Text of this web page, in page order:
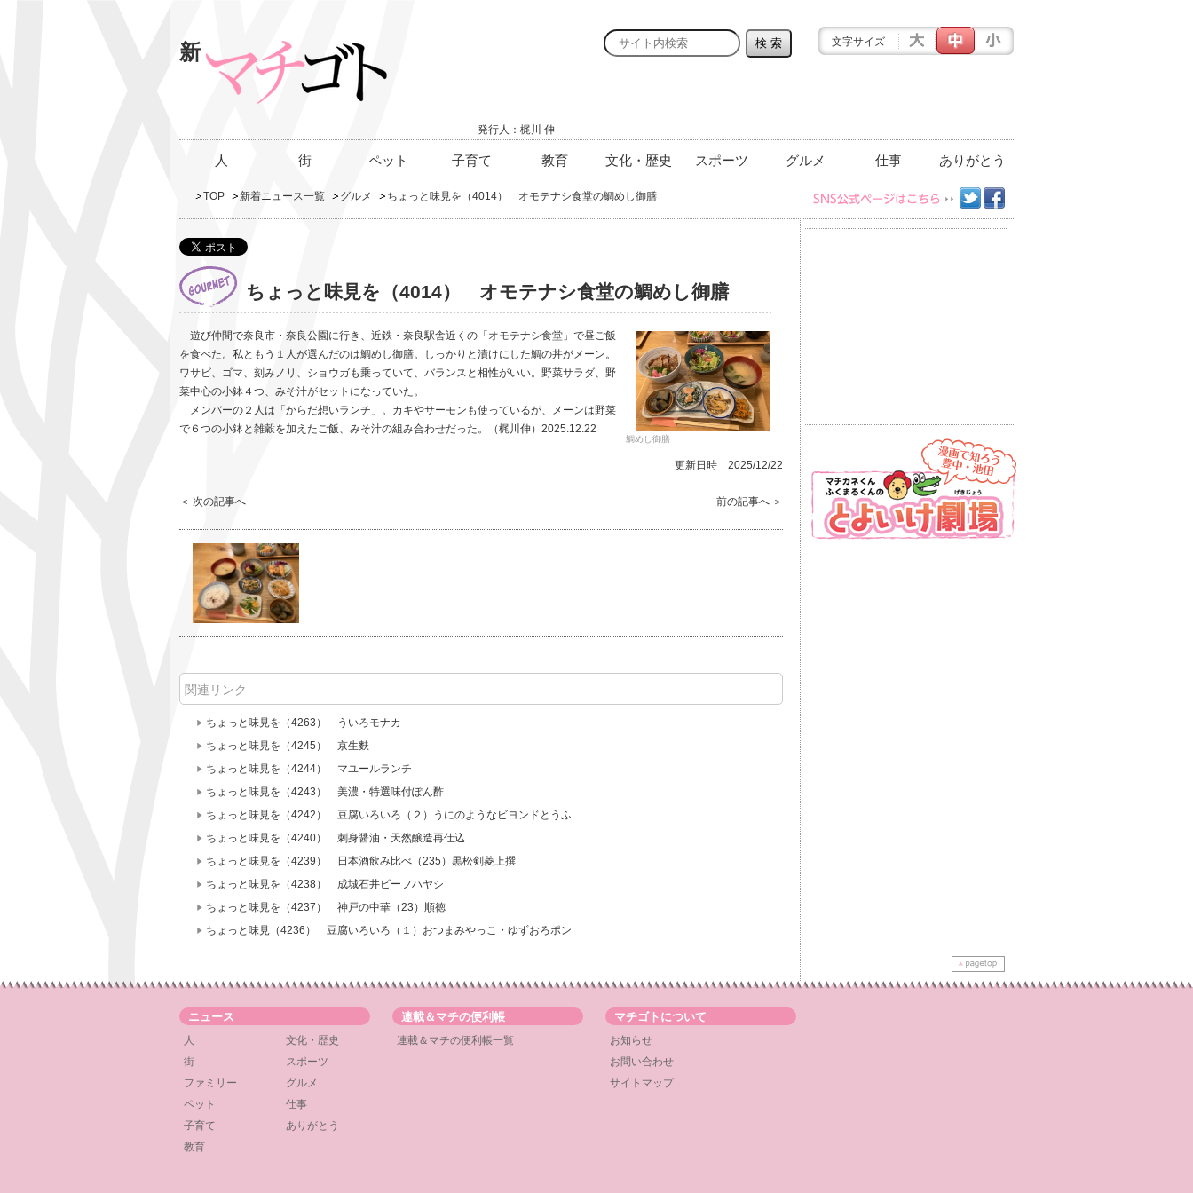
新
発行人：梶川 伸
文字サイズ
人 街 ペット 子育て 教育 文化・歴史 スポーツ グルメ 仕事 ありがとう
TOP 新着ニュース一覧 グルメ ちょっと味見を（4014） オモテナシ食堂の鯛めし御膳
ちょっと味見を（4014） オモテナシ食堂の鯛めし御膳
鯛めし御膳
遊び仲間で奈良市・奈良公園に行き、近鉄・奈良駅舎近くの「オモテナシ食堂」で昼ご飯
を食べた。私ともう１人が選んだのは鯛めし御膳。しっかりと漬けにした鯛の丼がメーン。
ワサビ、ゴマ、刻みノリ、ショウガも乗っていて、バランスと相性がいい。野菜サラダ、野
菜中心の小鉢４つ、みそ汁がセットになっていた。
メンバーの２人は「からだ想いランチ」。カキやサーモンも使っているが、メーンは野菜
で６つの小鉢と雑穀を加えたご飯、みそ汁の組み合わせだった。（梶川伸）2025.12.22
更新日時 2025/12/22
前の記事へ ＞
＜ 次の記事へ
関連リンク
ちょっと味見を（4263） ういろモナカ
ちょっと味見を（4245） 京生麩
ちょっと味見を（4244） マユールランチ
ちょっと味見を（4243） 美濃・特選味付ぽん酢
ちょっと味見を（4242） 豆腐いろいろ（２）うにのようなビヨンドとうふ
ちょっと味見を（4240） 刺身醤油・天然醸造再仕込
ちょっと味見を（4239） 日本酒飲み比べ（235）黒松剣菱上撰
ちょっと味見を（4238） 成城石井ビーフハヤシ
ちょっと味見を（4237） 神戸の中華（23）順徳
ちょっと味見（4236） 豆腐いろいろ（１）おつまみやっこ・ゆずおろポン
ニュース
人
文化・歴史
街
スポーツ
ファミリー
グルメ
ペット
仕事
子育て
ありがとう
教育
連載＆マチの便利帳
連載＆マチの便利帳一覧
マチゴトについて
お知らせ
お問い合わせ
サイトマップ